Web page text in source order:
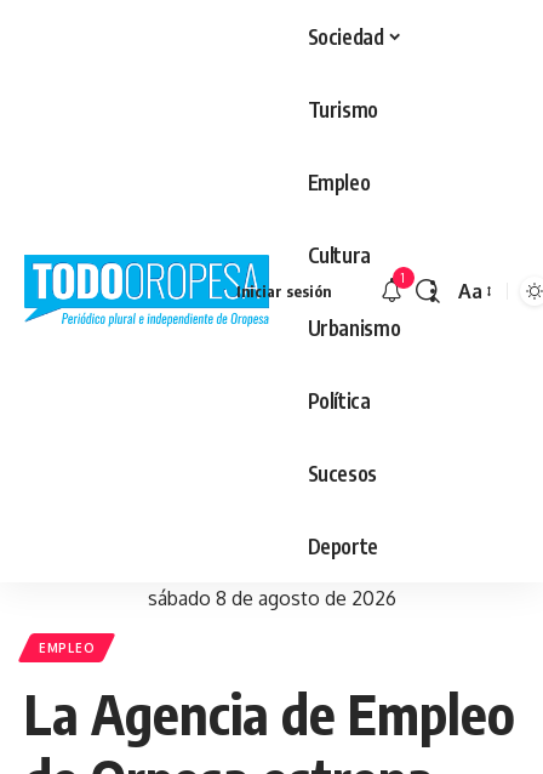
Sociedad
Turismo
Empleo
Cultura
Urbanismo
Política
Sucesos
Deporte
Iniciar sesión
1
Aa
sábado 8 de agosto de 2026
EMPLEO
La Agencia de Empleo